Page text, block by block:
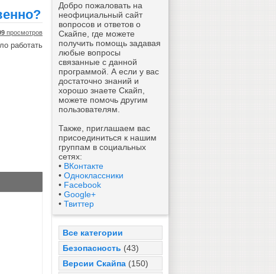
Добро пожаловать на
неофициальный сайт
вопросов и ответов о
Скайпе, где можете
получить помощь задавая
любые вопросы
связанные с данной
программой. А если у вас
достаточно знаний и
хорошо знаете Скайп,
можете помочь другим
пользователям.
Также, приглашаем вас
присоединиться к нашим
группам в социальных
сетях:
• ВКонтакте
• Одноклассники
• Facebook
• Google+
• Твиттер
Все категории
Безопасность (43)
Версии Скайпа (150)
просмотров
работать